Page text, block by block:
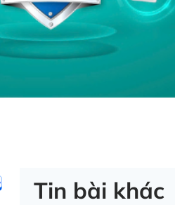
Tin bài khác